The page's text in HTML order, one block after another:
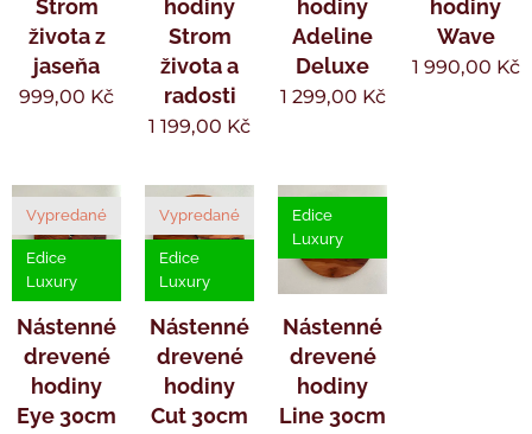
Strom
života z
jaseňa
999,00 Kč
hodiny
Strom
života a
radosti
1 199,00 Kč
hodiny
Adeline
Deluxe
1 299,00 Kč
hodiny
Wave
1 990,00 Kč
Nástenné
drevené
hodiny
Eye 30cm
Vypredané
Edice
Luxury
Nástenné
drevené
hodiny
Cut 30cm
Vypredané
Edice
Luxury
Nástenné
drevené
hodiny
Line 30cm
Edice
Luxury